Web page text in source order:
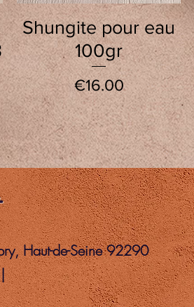
Quick View
Shungite pour eau
100gr
Price
€16.00
Haut-de-Seine 92290